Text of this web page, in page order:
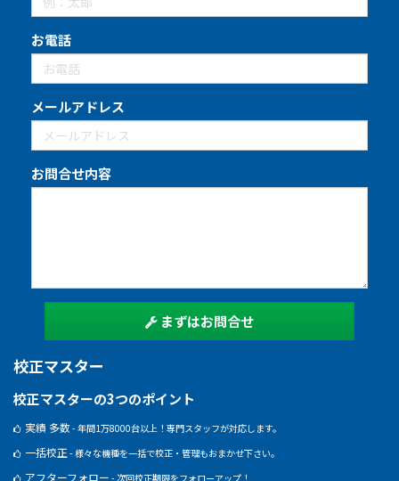
お電話
メールアドレス
お問合せ内容
まずはお問合せ
校正マスター
校正マスターの3つのポイント
実績 多数- 年間1万8000台以上！専門スタッフが対応します。
一括校正 - 様々な機種を一括で校正・管理もおまかせ下さい。
アフターフォロー - 次回校正期限をフォローアップ！